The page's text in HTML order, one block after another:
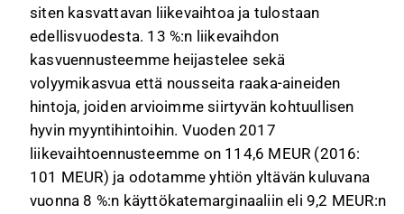
siten kasvattavan liikevaihtoa ja tulostaan
edellisvuodesta. 13 %:n liikevaihdon
kasvuennusteemme heijastelee sekä
volyymikasvua että nousseita raaka-aineiden
hintoja, joiden arvioimme siirtyvän kohtuullisen
hyvin myyntihintoihin. Vuoden 2017
liikevaihtoennusteemme on 114,6 MEUR (2016:
101 MEUR) ja odotamme yhtiön yltävän kuluvana
vuonna 8 %:n käyttökatemarginaaliin eli 9,2 MEUR:n